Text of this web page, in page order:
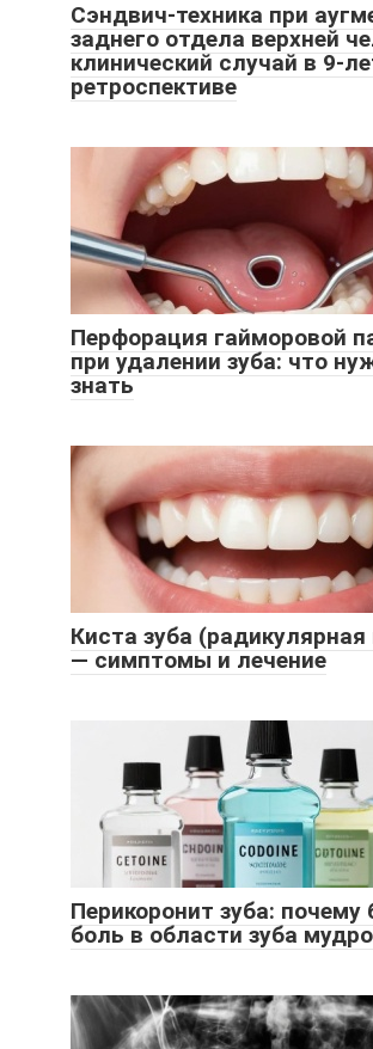
Сэндвич-техника при
заднего отдела верхней
клинический случай в 9-
ретроспективе
Перфорация гайморовой
при удалении зуба: что
знать
Киста зуба (радикулярная
— симптомы и лечение
Перикоронит зуба: почему
боль в области зуба